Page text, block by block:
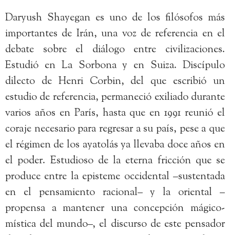
Daryush Shayegan es uno de los filósofos más
importantes de Irán, una voz de referencia en el
debate sobre el diálogo entre civilizaciones.
Estudió en La Sorbona y en Suiza. Discípulo
dilecto de Henri Corbin, del que escribió un
estudio de referencia, permaneció exiliado durante
varios años en París, hasta que en 1991 reunió el
coraje necesario para regresar a su país, pese a que
el régimen de los ayatolás ya llevaba doce años en
el poder. Estudioso de la eterna fricción que se
produce entre la episteme occidental –sustentada
en el pensamiento racional– y la oriental –
propensa a mantener una concepción mágico-
mística del mundo–, el discurso de este pensador